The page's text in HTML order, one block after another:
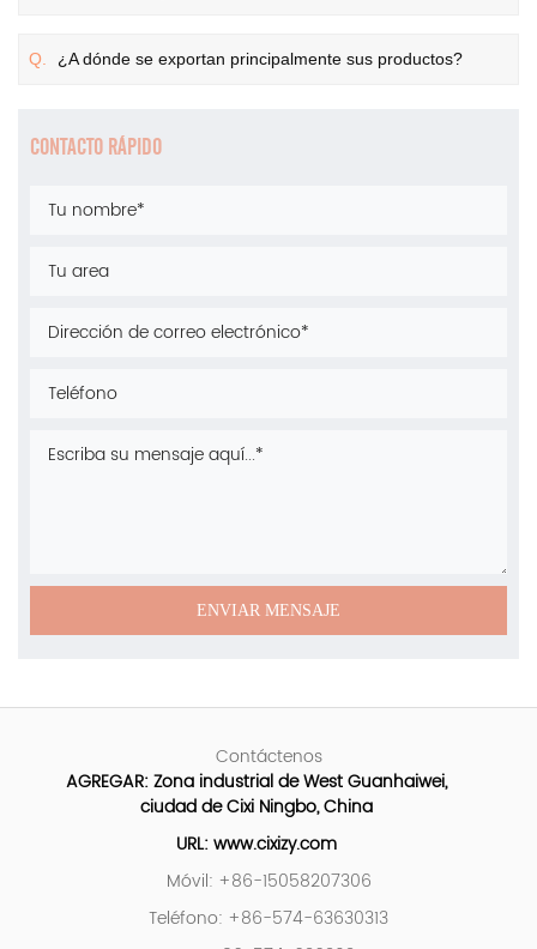
Q. ¿A dónde se exportan principalmente sus productos?
CONTACTO RÁPIDO
Contáctenos
AGREGAR: Zona industrial de West Guanhaiwei,
ciudad de Cixi Ningbo, China
URL: www.cixizy.com
Móvil: +86-15058207306
Teléfono: +86-574-63630313